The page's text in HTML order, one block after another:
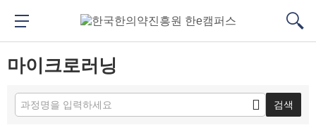
가
가
메뉴 버튼
마이크로러닝
검색